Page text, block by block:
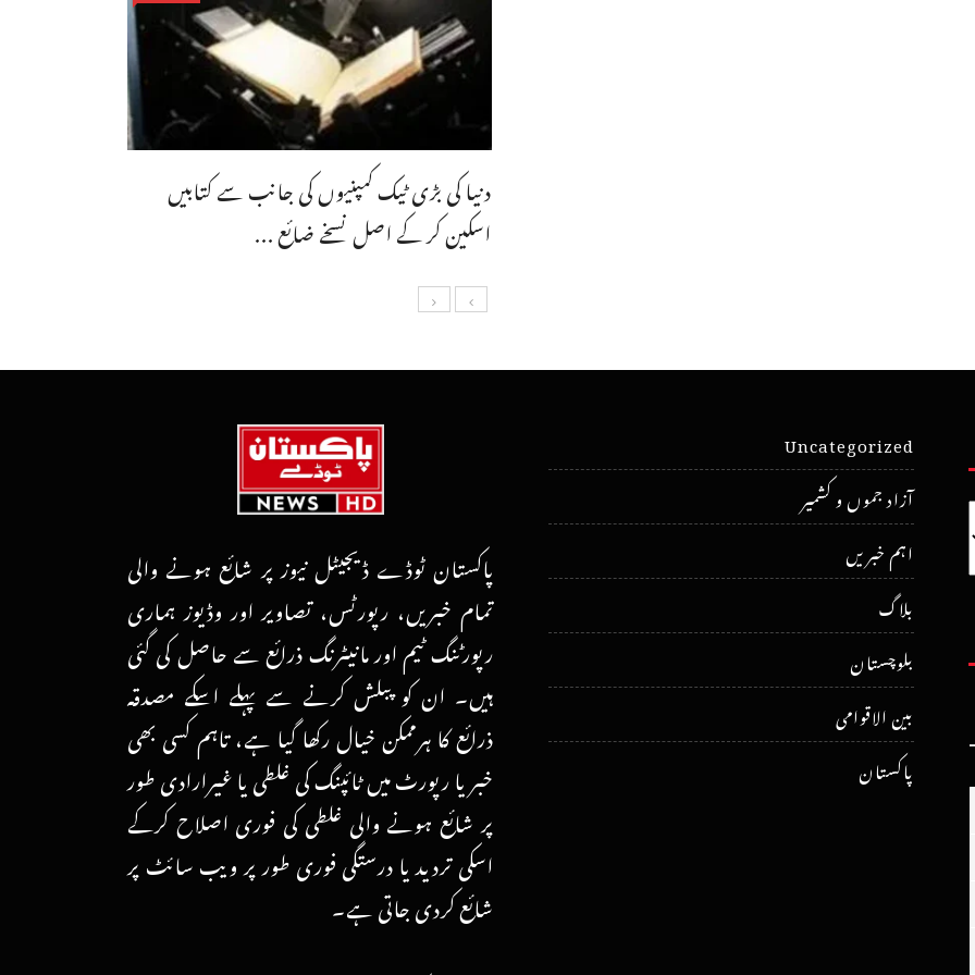
دنیا کی بڑی ٹیک کمپنیوں کی جانب سے کتابیں
اسکین کر کے اصل نسخے ضائع ...
پاکستان ٹوڈے ڈیجیٹل نیوز پر شائع ہونے والی
تمام خبریں، رپورٹس، تصاویر اور وڈیوز ہماری
رپورٹنگ ٹیم اور مانیٹرنگ ذرائع سے حاصل کی گئی
ہیں۔ ان کو پبلش کرنے سے پہلے اسکے مصدقہ
ذرائع کا ہرممکن خیال رکھا گیا ہے، تاہم کسی بھی
خبر یا رپورٹ میں ٹائپنگ کی غلطی یا غیرارادی طور
پر شائع ہونے والی غلطی کی فوری اصلاح کرکے
اسکی تردید یا درستگی فوری طور پر ویب سائٹ پر
شائع کردی جاتی ہے۔
Uncategorized
آزاد جموں و کشمیر
اہم خبریں
بلاگ
بلوچستان
بین الاقوامی
پاکستان